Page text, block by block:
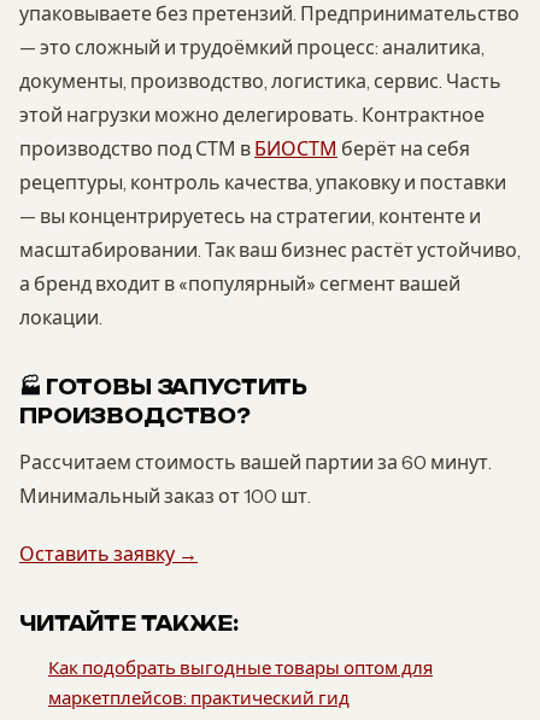
упаковываете без претензий. Предпринимательство
— это сложный и трудоёмкий процесс: аналитика,
документы, производство, логистика, сервис. Часть
этой нагрузки можно делегировать. Контрактное
производство под СТМ в БИОСТМ берёт на себя
рецептуры, контроль качества, упаковку и поставки
— вы концентрируетесь на стратегии, контенте и
масштабировании. Так ваш бизнес растёт устойчиво,
а бренд входит в «популярный» сегмент вашей
локации.
🏭 ГОТОВЫ ЗАПУСТИТЬ
ПРОИЗВОДСТВО?
Рассчитаем стоимость вашей партии за 60 минут.
Минимальный заказ от 100 шт.
Оставить заявку →
ЧИТАЙТЕ ТАКЖЕ:
Как подобрать выгодные товары оптом для
маркетплейсов: практический гид